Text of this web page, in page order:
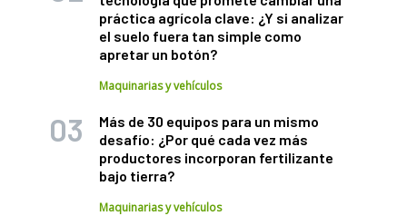
práctica agrícola clave: ¿Y si analizar
el suelo fuera tan simple como
apretar un botón?
Maquinarias y vehículos
Más de 30 equipos para un mismo
desafío: ¿Por qué cada vez más
productores incorporan fertilizante
bajo tierra?
Maquinarias y vehículos